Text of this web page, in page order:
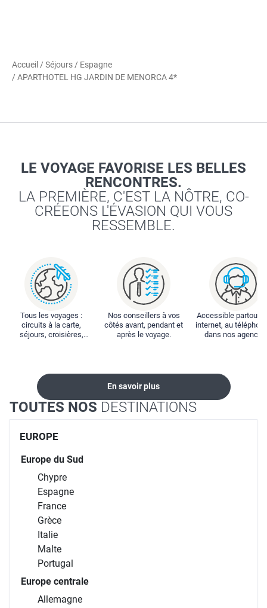
Accueil /Séjours / Espagne
/ APARTHOTEL HG JARDIN DE MENORCA 4*
LE VOYAGE FAVORISE LES BELLES
RENCONTRES.
LA PREMIÈRE, C'EST LA NÔTRE, CO-
CRÉEONS L'ÉVASION QUI VOUS
RESSEMBLE.
Tous les voyages :
circuits à la carte,
séjours, croisières,
Nos conseillers à vos
côtés avant, pendant et
après le voyage.
Accessible partout :
internet, au
dans nos
En savoir plus
TOUTES NOS DESTINATIONS
EUROPE
Europe du Sud
Chypre
Espagne
France
Grèce
Italie
Malte
Portugal
Europe centrale
Allemagne